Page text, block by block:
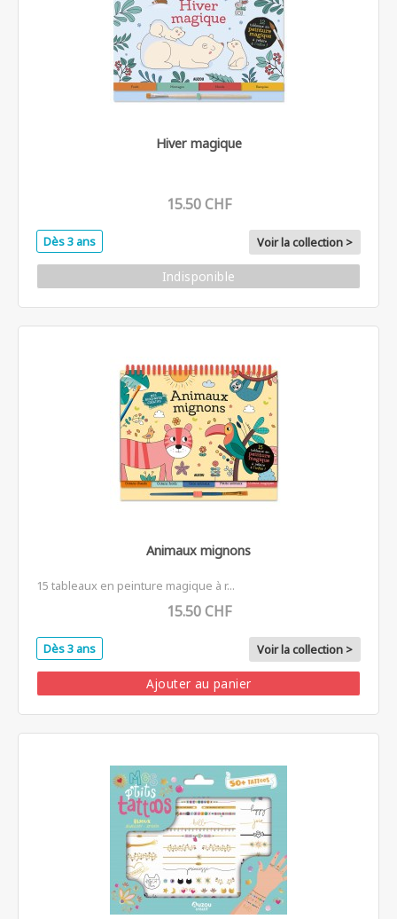
Hiver magique
15.50 CHF
Dès 3 ans Voir la collection >
Indisponible
Animaux mignons
15 tableaux en peinture magique à r...
15.50 CHF
Dès 3 ans Voir la collection >
Ajouter au panier